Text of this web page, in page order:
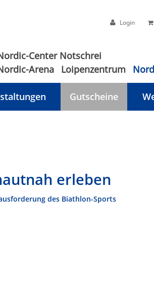
Login
Center Notschrei
Arena
Loipenzentrum
Gutscheine
erleben
des Biathlon-Sports